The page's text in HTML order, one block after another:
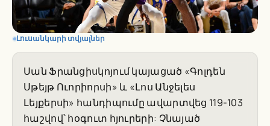
Լուսանկարի տվյալներ
Սան Ֆրանցիսկոյում կայացած «Գոլդեն
Սթեյթ Ուորիորսի» և «Լոս Անջելես
Լեյքերսի» հանդիպումը ավարտվեց 119-103
հաշվով՝ հօգուտ հյուրերի: Չնայած